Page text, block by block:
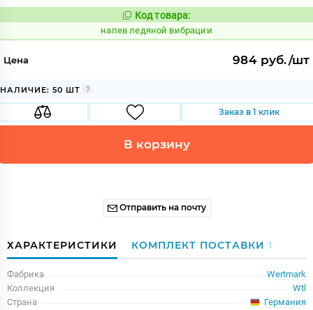
Код:
1083760
Код товара:
напев ледяной вибрации
Цена 984 руб./шт
НАЛИЧИЕ: 50 ШТ
Заказ в 1 клик
В корзину
Отправить на почту
ХАРАКТЕРИСТИКИ КОМПЛЕКТ ПОСТАВКИ 1
Фабрика
Wertmark
Коллекция
Wtl
Страна
Германия